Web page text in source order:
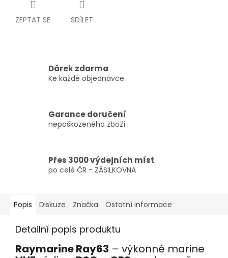
ZEPTAT SE SDÍLET
Dárek zdarma
Ke každé objednávce
Garance doručení
nepoškozeného zboží
Přes 3000 výdejních míst
po celé ČR - ZÁSILKOVNA
Popis Diskuze Značka Ostatní informace
Detailní popis produktu
Raymarine Ray63 – výkonné marine